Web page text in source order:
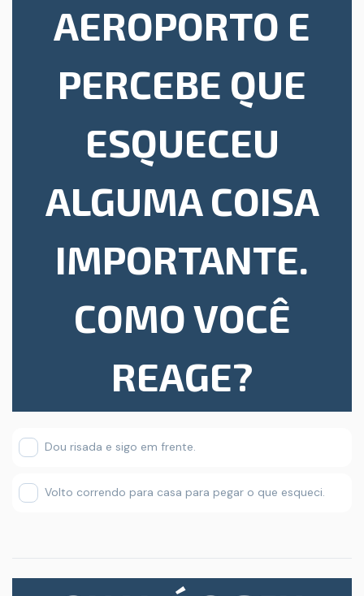
AEROPORTO E
PERCEBE QUE
ESQUECEU
ALGUMA COISA
IMPORTANTE.
COMO VOCÊ
REAGE?
Dou risada e sigo em frente.
Volto correndo para casa para pegar o que esqueci.